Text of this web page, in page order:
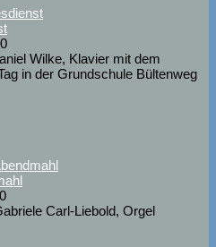
Wilke, Klavier mit dem
in der Grundschule Bültenweg
Carl-Liebold, Orgel